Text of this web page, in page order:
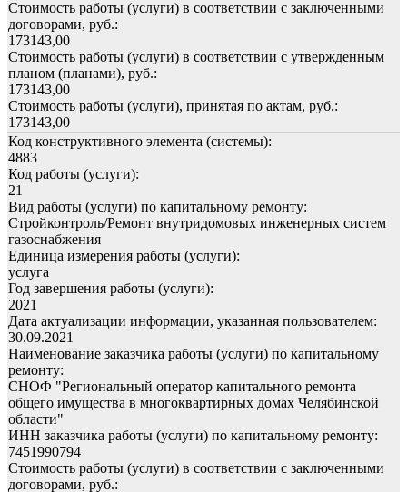
Стоимость работы (услуги) в соответствии с заключенными
договорами, руб.:
173143,00
Стоимость работы (услуги) в соответствии с утвержденным
планом (планами), руб.:
173143,00
Стоимость работы (услуги), принятая по актам, руб.:
173143,00
Код конструктивного элемента (системы):
4883
Код работы (услуги):
21
Вид работы (услуги) по капитальному ремонту:
Стройконтроль/Ремонт внутридомовых инженерных систем
газоснабжения
Единица измерения работы (услуги):
услуга
Год завершения работы (услуги):
2021
Дата актуализации информации, указанная пользователем:
30.09.2021
Наименование заказчика работы (услуги) по капитальному
ремонту:
СНОФ "Региональный оператор капитального ремонта
общего имущества в многоквартирных домах Челябинской
области"
ИНН заказчика работы (услуги) по капитальному ремонту:
7451990794
Стоимость работы (услуги) в соответствии с заключенными
договорами, руб.: